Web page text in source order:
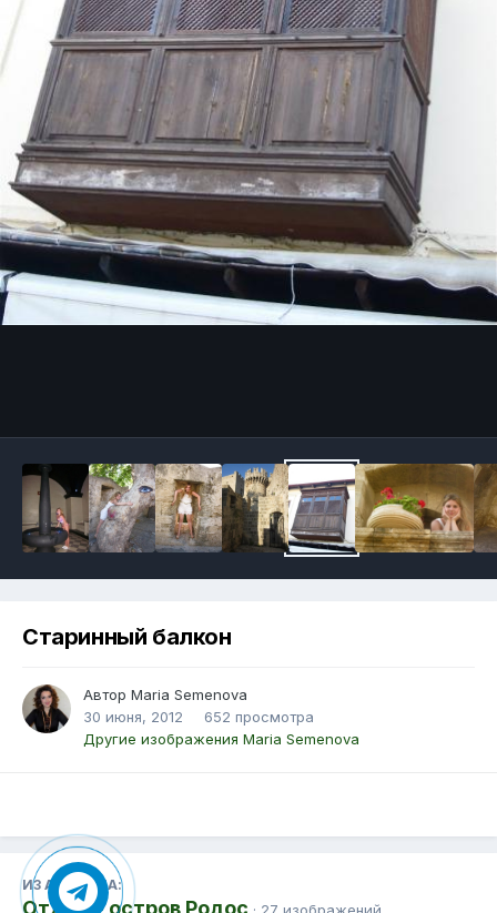
Старинный балкон
Автор Maria Semenova
30 июня, 2012
652 просмотра
Другие изображения Maria Semenova
ИЗ АЛЬБОМА:
Отдых - остров Родос